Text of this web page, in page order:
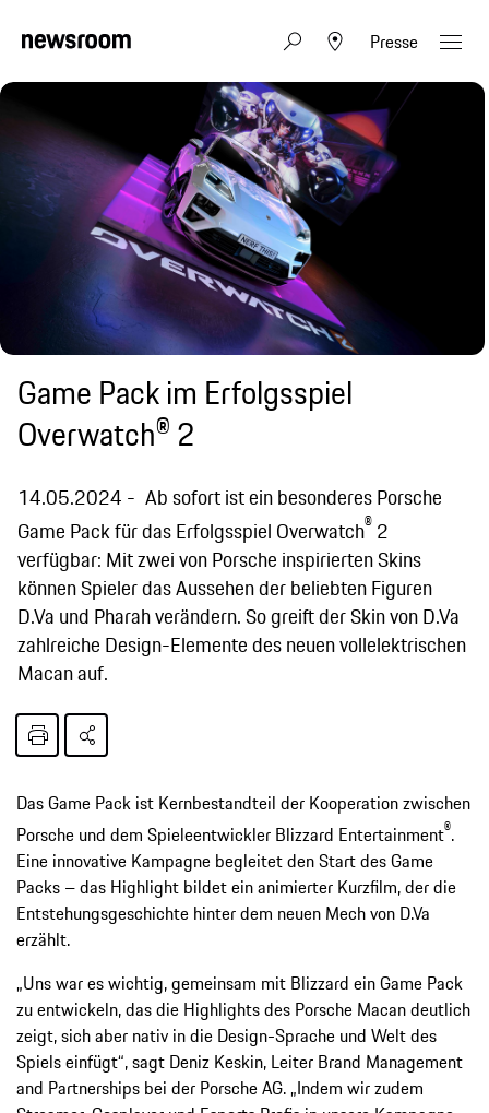
Presse
Game Pack im Erfolgsspiel
Overwatch® 2
14.05.2024
Ab sofort ist ein besonderes Porsche
Game Pack für das Erfolgsspiel Overwatch® 2
verfügbar: Mit zwei von Porsche inspirierten Skins
können Spieler das Aussehen der beliebten Figuren
D.Va und Pharah verändern. So greift der Skin von D.Va
zahlreiche Design-Elemente des neuen vollelektrischen
Macan auf.
Das Game Pack ist Kernbestandteil der Kooperation zwischen
Porsche und dem Spieleentwickler Blizzard Entertainment®.
Eine innovative Kampagne begleitet den Start des Game
Packs – das Highlight bildet ein animierter Kurzfilm, der die
Entstehungsgeschichte hinter dem neuen Mech von D.Va
erzählt.
„Uns war es wichtig, gemeinsam mit Blizzard ein Game Pack
zu entwickeln, das die Highlights des Porsche Macan deutlich
zeigt, sich aber nativ in die Design-Sprache und Welt des
Spiels einfügt“, sagt Deniz Keskin, Leiter Brand Management
and Partnerships bei der Porsche AG. „Indem wir zudem